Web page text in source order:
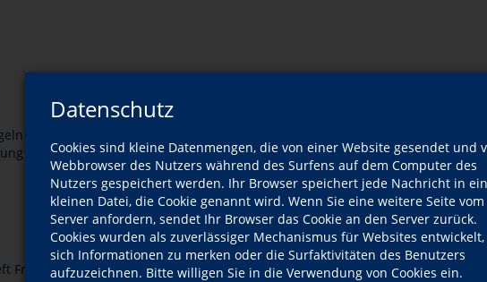
Datenschutz
Cookies sind kleine Datenmengen, die von einer Website gesendet und
Webbrowser des Nutzers während des Surfens auf dem Computer des
Nutzers gespeichert werden. Ihr Browser speichert jede Nachricht in
kleinen Datei, die Cookie genannt wird. Wenn Sie eine weitere Seite vom
Server anfordern, sendet Ihr Browser das Cookie an den Server zurück.
Cookies wurden als zuverlässiger Mechanismus für Websites
sich Informationen zu merken oder die Surfaktivitäten des Benutzers
aufzuzeichnen. Bitte willigen Sie in die Verwendung von Cookies ein.
Frühjahr/Sommer 2026